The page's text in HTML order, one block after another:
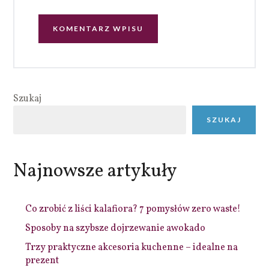
Szukaj
SZUKAJ
Najnowsze artykuły
Co zrobić z liści kalafiora? 7 pomysłów zero waste!
Sposoby na szybsze dojrzewanie awokado
Trzy praktyczne akcesoria kuchenne – idealne na
prezent